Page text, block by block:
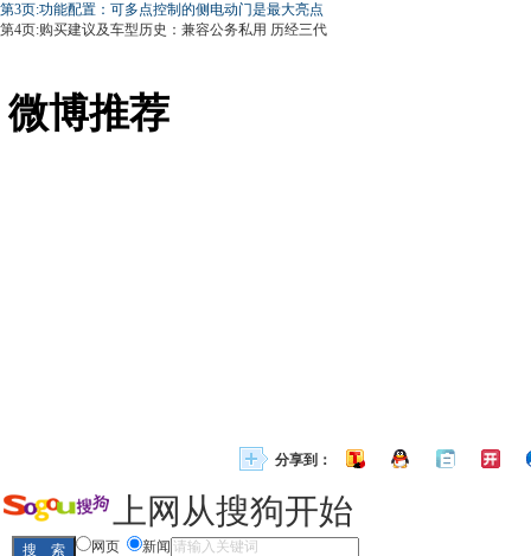
第3页:功能配置：可多点控制的侧电动门是最大亮点
第4页:购买建议及车型历史：兼容公务私用 历经三代
微博推荐
分享到：
上网从搜狗开始
网页 新闻